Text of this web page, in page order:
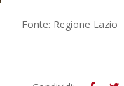
Fonte: Regione Lazio